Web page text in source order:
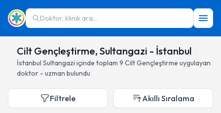
Doktor, klinik ara...
Cilt Gençleştirme, Sultangazi - İstanbul
İstanbul Sultangazi içinde toplam 9 Cilt Gençleştirme uygulayan
doktor - uzman bulundu
Filtrele Akıllı Sıralama